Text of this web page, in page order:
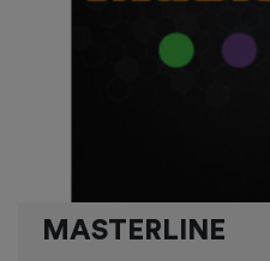
MASTERLINE